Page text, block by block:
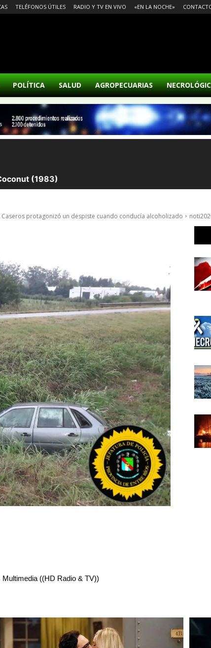
TELÉFONOS ÚTILES RADIO Y TV EN VIVO «EN LA NOCHE»
POLÍTICA SALUD AGROPECUARIAS
protagonizó un despiste cuando conducía alcoholizado
((HD Radio & TV))